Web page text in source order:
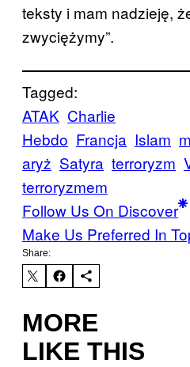
teksty i mam nadzieję,
zwyciężymy”.
Tagged:
ATAK Charlie
Hebdo Francja Islam
aryż Satyra terroryzm
terroryzmem
Follow Us On Discover
Make Us Preferred In
Share:
MORE
LIKE THIS